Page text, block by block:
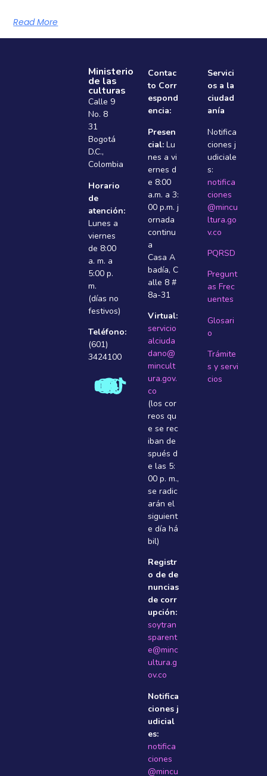
Read More
Ministerio
de las
culturas
Calle 9
No. 8
31
Bogotá
D.C.,
Colombia
Horario
de
atención:
Lunes a
viernes
de 8:00
a. m. a
5:00 p.
m.
(días no
festivos)
Teléfono:
(601)
3424100
Contac
to Corr
espond
encia:
Presen
cial: Lu
nes a vi
ernes d
e 8:00
a.m. a 3:
00 p.m. j
ornada
continu
a
Casa A
badí­a, C
alle 8 #
8a-31
Virtual:
servicio
alciuda
dano@
mincult
ura.gov.
co
(los cor
reos qu
e se rec
iban de
spués d
e las 5:
00 p. m.,
se radic
arán el
siguient
e dí­a há
bil)
Registr
o de de
nuncias
de corr
upción:
soytran
sparent
e@minc
ultura.g
ov.co
Notifica
ciones j
udicial
es:
notifica
ciones
@mincu
Servici
os a la
ciudad
anía
Notifica
ciones j
udiciale
s:
notifica
ciones
@mincu
ltura.go
v.co
PQRSD
Pregunt
as Frec
uentes
Glosari
o
Trámite
s y servi
cios